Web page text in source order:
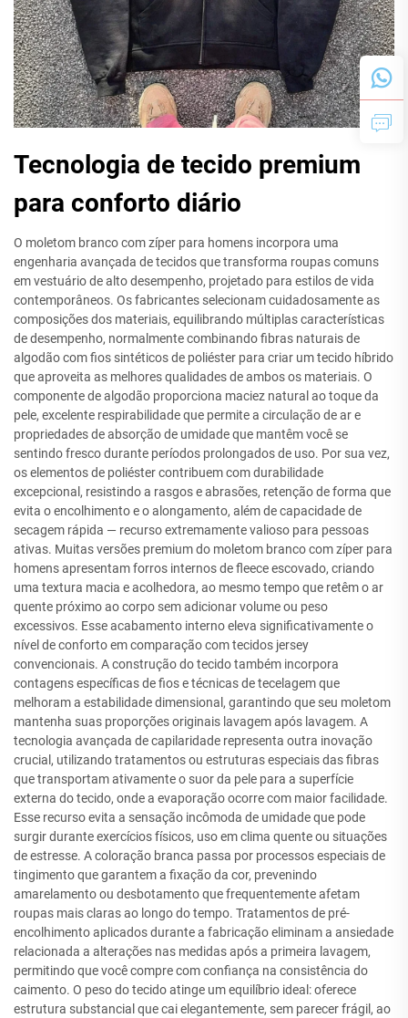
Tecnologia de tecido premium
para conforto diário
O moletom branco com zíper para homens incorpora uma
engenharia avançada de tecidos que transforma roupas comuns
em vestuário de alto desempenho, projetado para estilos de vida
contemporâneos. Os fabricantes selecionam cuidadosamente as
composições dos materiais, equilibrando múltiplas características
de desempenho, normalmente combinando fibras naturais de
algodão com fios sintéticos de poliéster para criar um tecido híbrido
que aproveita as melhores qualidades de ambos os materiais. O
componente de algodão proporciona maciez natural ao toque da
pele, excelente respirabilidade que permite a circulação de ar e
propriedades de absorção de umidade que mantêm você se
sentindo fresco durante períodos prolongados de uso. Por sua vez,
os elementos de poliéster contribuem com durabilidade
excepcional, resistindo a rasgos e abrasões, retenção de forma que
evita o encolhimento e o alongamento, além de capacidade de
secagem rápida — recurso extremamente valioso para pessoas
ativas. Muitas versões premium do moletom branco com zíper para
homens apresentam forros internos de fleece escovado, criando
uma textura macia e acolhedora, ao mesmo tempo que retêm o ar
quente próximo ao corpo sem adicionar volume ou peso
excessivos. Esse acabamento interno eleva significativamente o
nível de conforto em comparação com tecidos jersey
convencionais. A construção do tecido também incorpora
contagens específicas de fios e técnicas de tecelagem que
melhoram a estabilidade dimensional, garantindo que seu moletom
mantenha suas proporções originais lavagem após lavagem. A
tecnologia avançada de capilaridade representa outra inovação
crucial, utilizando tratamentos ou estruturas especiais das fibras
que transportam ativamente o suor da pele para a superfície
externa do tecido, onde a evaporação ocorre com maior facilidade.
Esse recurso evita a sensação incômoda de umidade que pode
surgir durante exercícios físicos, uso em clima quente ou situações
de estresse. A coloração branca passa por processos especiais de
tingimento que garantem a fixação da cor, prevenindo
amarelamento ou desbotamento que frequentemente afetam
roupas mais claras ao longo do tempo. Tratamentos de pré-
encolhimento aplicados durante a fabricação eliminam a ansiedade
relacionada a alterações nas medidas após a primeira lavagem,
permitindo que você compre com confiança na consistência do
caimento. O peso do tecido atinge um equilíbrio ideal: oferece
estrutura substancial que cai elegantemente, sem parecer frágil, ao